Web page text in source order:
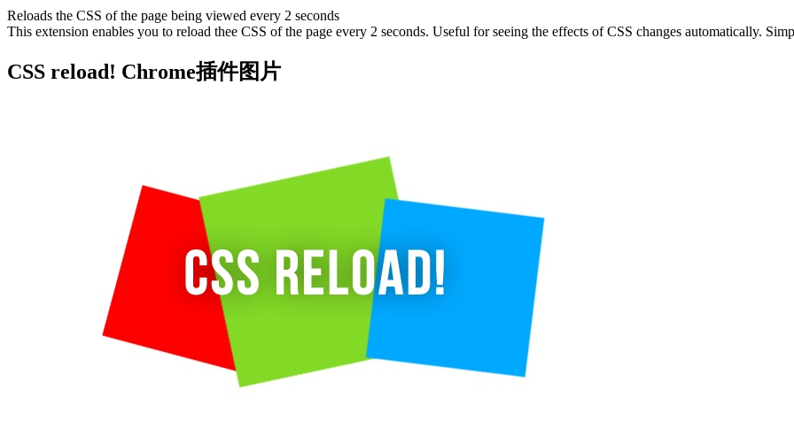
Reloads the CSS of the page being viewed every 2 seconds
This extension enables you to reload thee CSS of the page every 2 seconds. Useful for seeing the effects of CSS changes automatically.
CSS reload! Chrome插件图片